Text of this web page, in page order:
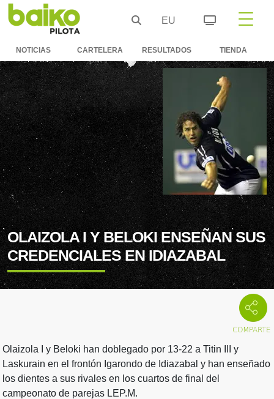
EU
NOTICIAS CARTELERA RESULTADOS TIENDA
OLAIZOLA I Y BELOKI ENSEÑAN SUS
CREDENCIALES EN IDIAZABAL
Olaizola I y Beloki han doblegado por 13-22 a Titin III y
Laskurain en el frontón Igarondo de Idiazabal y han enseñado
los dientes a sus rivales en los cuartos de final del
campeonato de parejas LEP.M.